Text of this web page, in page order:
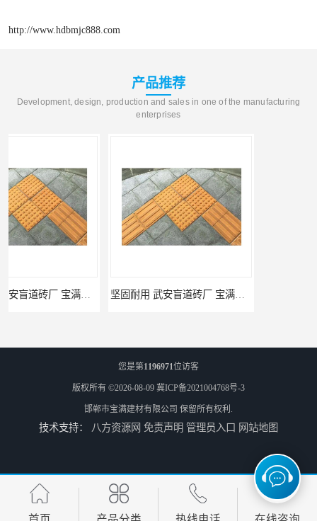
http://www.hdbmjc888.com
产品推荐
Development, design, production and sales in one of the manufacturing
enterprises
坚固耐用 武安盲道砖厂 宝满建材
莘县仿石砖厂家 可定制 宝满建材 上党仿石砖厂家 坚固耐用 宝满建材
您是第1196971位访客
版权所有 ©2026-08-09 冀ICP备2021004768号-3
邯郸市宝满建材有限公司 保留所有权利.
技术支持： 八方资源网 免责声明 管理员入口 网站地图